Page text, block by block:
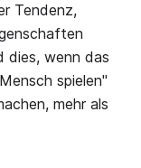
Tendenz,
dies, wenn das
spielen"
mehr als